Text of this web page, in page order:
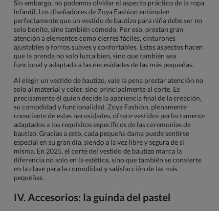
Sin embargo, no podemos olvidar el aspecto práctico de la ropa
infantil. Los diseñadores de Zoya Fashion entienden
perfectamente que un vestido de bautizo para niña debe ser no
solo bonito, sino también cómodo. Por eso, prestan gran
atención a elementos como cierres fáciles, cinturones
ajustables o forros suaves y confortables. Estos aspectos hacen
que la prenda no solo luzca bien, sino que también sea
funcional y adaptada a las necesidades de las más pequeñas.
Al elegir un vestido de bautizo, vale la pena prestar atención no
solo al material y color, sino principalmente al corte. Es
precisamente él quien decide la apariencia final de la creación,
su comodidad y funcionalidad. Zoya Fashion, plenamente
consciente de estas necesidades, ofrece vestidos perfectamente
adaptados a los requisitos específicos de las ceremonias de
bautizo. Gracias a esto, cada pequeña dama puede sentirse
especial en su gran día, siendo a la vez libre y segura de sí
misma. En 2025, el corte del vestido de bautizo marca la
diferencia no solo en la estética, sino que también se convierte
en la clave para la comodidad y satisfacción de las más
pequeñas.
IV. Accesorios: la guinda del pastel